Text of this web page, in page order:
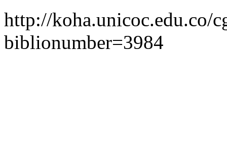
http://koha.unicoc.edu.co/
biblionumber=3984